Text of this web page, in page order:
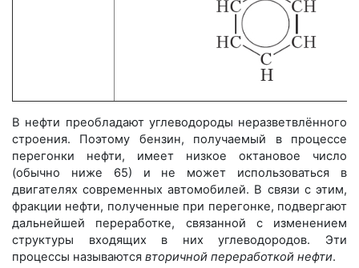
В нефти преобладают углеводороды неразветвлённого
строения. Поэтому бензин, получаемый в процессе
перегонки нефти, имеет низкое октановое число
(обычно ниже 65) и не может использоваться в
двигателях современных автомобилей. В связи с этим,
фракции нефти, полученные при перегонке, подвергают
дальнейшей переработке, связанной с изменением
структуры входящих в них углеводородов. Эти
процессы называются вторичной переработкой нефти.